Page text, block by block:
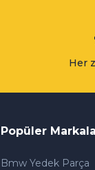
Her
Popüler
Bmw Yedek Parça